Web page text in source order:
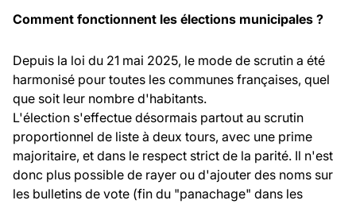
Comment fonctionnent les élections municipales ?
Depuis la loi du 21 mai 2025, le mode de scrutin a été
harmonisé pour toutes les communes françaises, quel
que soit leur nombre d'habitants.
L'élection s'effectue désormais partout au scrutin
proportionnel de liste à deux tours, avec une prime
majoritaire, et dans le respect strict de la parité. Il n'est
donc plus possible de rayer ou d'ajouter des noms sur
les bulletins de vote (fin du "panachage" dans les